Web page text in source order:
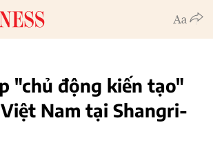
"chủ động kiến tạo"
Nam tại Shangri-